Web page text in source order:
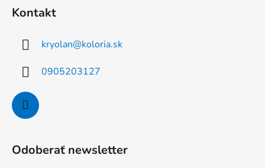
Kontakt
kryolan@koloria.sk
0905203127
Odoberať newsletter